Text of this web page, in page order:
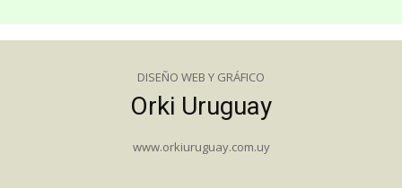
DISEÑO WEB Y GRÁFICO
Orki Uruguay
www.orkiuruguay.com.uy